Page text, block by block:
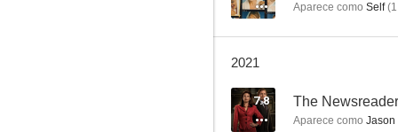
Aparece como Self(1
2021
7.8 The Newsreader
Aparece como Jason